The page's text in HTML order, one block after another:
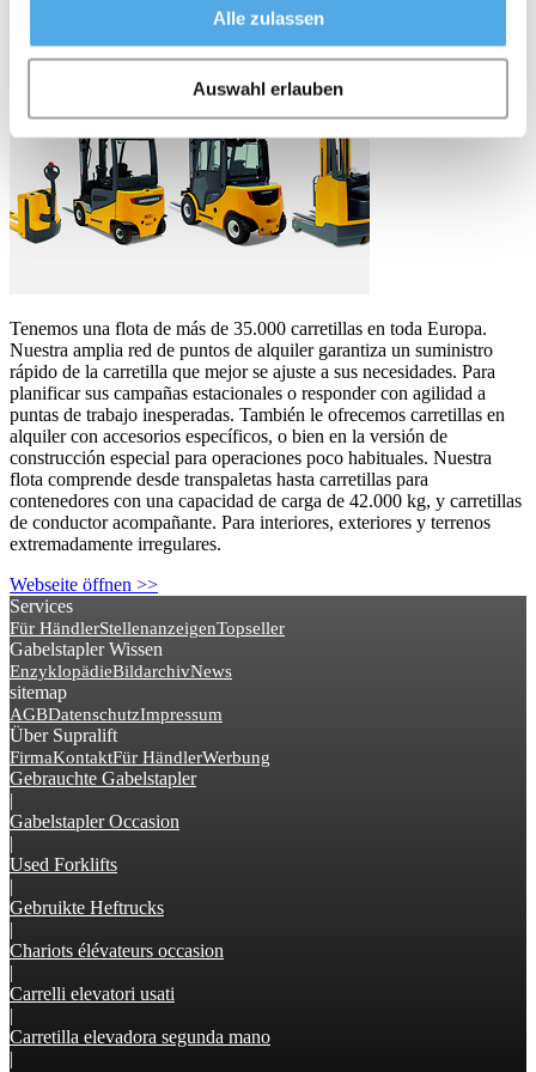
Alle zulassen
Auswahl erlauben
Tenemos una flota de más de 35.000 carretillas en toda Europa.
Nuestra amplia red de puntos de alquiler garantiza un suministro
rápido de la carretilla que mejor se ajuste a sus necesidades. Para
planificar sus campañas estacionales o responder con agilidad a
puntas de trabajo inesperadas. También le ofrecemos carretillas en
alquiler con accesorios específicos, o bien en la versión de
construcción especial para operaciones poco habituales. Nuestra
flota comprende desde transpaletas hasta carretillas para
contenedores con una capacidad de carga de 42.000 kg, y carretillas
de conductor acompañante. Para interiores, exteriores y terrenos
extremadamente irregulares.
Webseite öffnen >>
Services
Für HändlerStellenanzeigenTopseller
Gabelstapler Wissen
EnzyklopädieBildarchivNews
sitemap
AGBDatenschutzImpressum
Über Supralift
FirmaKontaktFür HändlerWerbung
Gebrauchte Gabelstapler
|
Gabelstapler Occasion
|
Used Forklifts
|
Gebruikte Heftrucks
|
Chariots élévateurs occasion
|
Carrelli elevatori usati
|
Carretilla elevadora segunda mano
|